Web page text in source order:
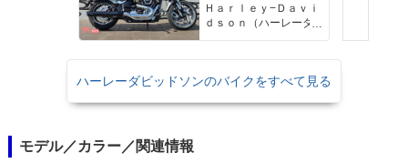
Ｈａｒｌｅｙ−Ｄａｖｉ
ｄｓｏｎ（ハーレーダ
ハーレーダビッドソンのバイクをすべて見る
モデル／カラー／関連情報